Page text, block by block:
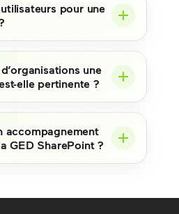
pour une
une
elle pertinente ?
accompagnement
GED SharePoint ?